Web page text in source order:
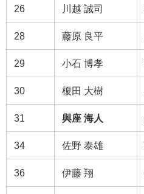
26 川越 誠司
28 藤原 良平
29 小石 博孝
30 榎田 大樹
31 與座 海人
34 佐野 泰雄
36 伊藤 翔